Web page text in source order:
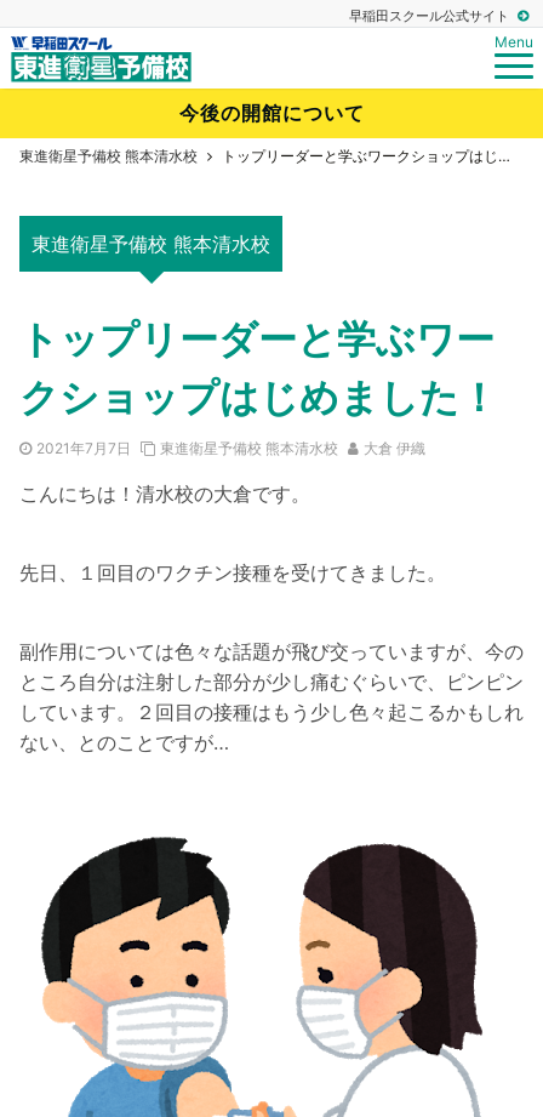
早稲田スクール公式サイト
Menu
今後の開館について
東進衛星予備校 熊本清水校 トップリーダーと学ぶワークショップはじめました！
東進衛星予備校 熊本清水校
トップリーダーと学ぶワー
クショップはじめました！
2021年7月7日 東進衛星予備校 熊本清水校 大倉 伊織
こんにちは！清水校の大倉です。
先日、１回目のワクチン接種を受けてきました。
副作用については色々な話題が飛び交っていますが、今の
ところ自分は注射した部分が少し痛むぐらいで、ピンピン
しています。２回目の接種はもう少し色々起こるかもしれ
ない、とのことですが…